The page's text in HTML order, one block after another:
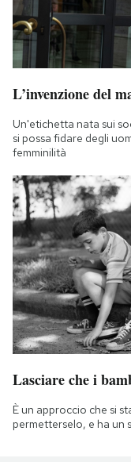
L’invenzione del
Un'etichetta nata sui
si possa fidare degli
femminilità
Lasciare che i
È un approccio che si
permetterselo, e ha un